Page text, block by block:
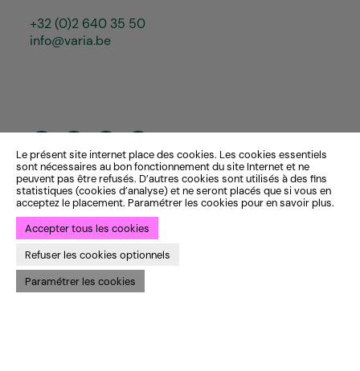
Le présent site internet place des cookies. Les cookies essentiels
sont nécessaires au bon fonctionnement du site Internet et ne
peuvent pas être refusés. D’autres cookies sont utilisés à des fins
statistiques (cookies d’analyse) et ne seront placés que si vous en
acceptez le placement. Paramétrer les cookies pour en savoir plus.
Accepter tous les cookies
Refuser les cookies optionnels
Paramétrer les cookies
+32 (0)2 640 35 50
info@varia.be